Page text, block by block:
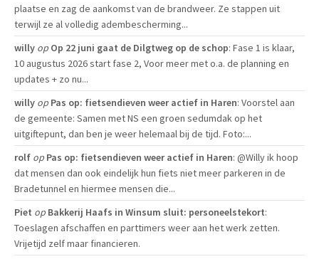
plaatse en zag de aankomst van de brandweer. Ze stappen uit
terwijl ze al volledig adembescherming...
willy op Op 22 juni gaat de Dilgtweg op de schop: Fase 1 is klaar,
10 augustus 2026 start fase 2, Voor meer met o.a. de planning en
updates + zo nu...
willy op Pas op: fietsendieven weer actief in Haren: Voorstel aan
de gemeente: Samen met NS een groen sedumdak op het
uitgiftepunt, dan ben je weer helemaal bij de tijd. Foto:...
rolf op Pas op: fietsendieven weer actief in Haren: @Willy ik hoop
dat mensen dan ook eindelijk hun fiets niet meer parkeren in de
Bradetunnel en hiermee mensen die...
Piet op Bakkerij Haafs in Winsum sluit: personeelstekort:
Toeslagen afschaffen en parttimers weer aan het werk zetten.
Vrijetijd zelf maar financieren.